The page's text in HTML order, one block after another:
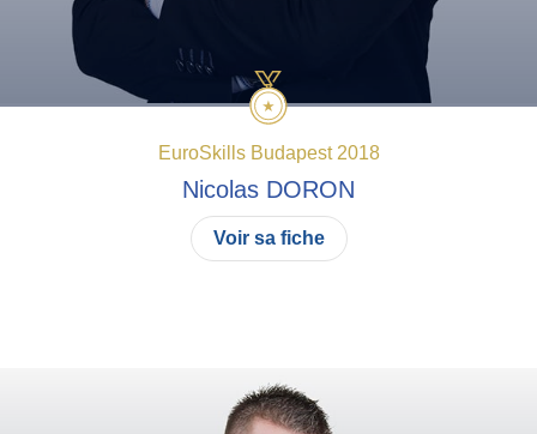
EuroSkills Budapest 2018
Nicolas DORON
Voir sa fiche